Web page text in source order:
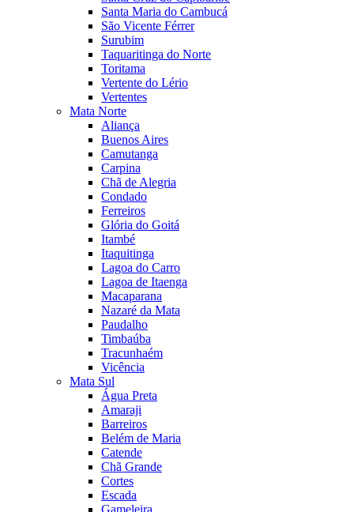
Santa Maria do Cambucá
São Vicente Férrer
Surubim
Taquaritinga do Norte
Toritama
Vertente do Lério
Vertentes
Mata Norte
Aliança
Buenos Aires
Camutanga
Carpina
Chã de Alegria
Condado
Ferreiros
Glória do Goitá
Itambé
Itaquitinga
Lagoa do Carro
Lagoa de Itaenga
Macaparana
Nazaré da Mata
Paudalho
Timbaúba
Tracunhaém
Vicência
Mata Sul
Água Preta
Amaraji
Barreiros
Belém de Maria
Catende
Chã Grande
Cortes
Escada
Gameleira